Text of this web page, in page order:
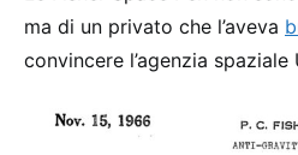
ma di un privato che l’aveva
convincere l’agenzia spaziale